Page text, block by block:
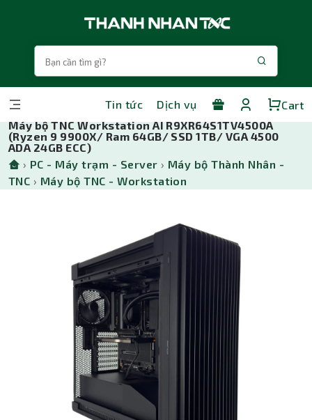
Tin tức Dịch vụ
Cart
Máy bộ TNC Workstation AI R9XR64S1TV4500A
(Ryzen 9 9900X/ Ram 64GB/ SSD 1TB/ VGA 4500
ADA 24GB ECC)
› PC - Máy trạm - Server › Máy bộ Thành Nhân -
TNC › Máy bộ TNC - Workstation